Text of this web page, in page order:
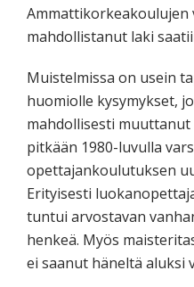
Ammattikorkeakoulujen
mahdollistanut laki
Muistelmissa on usein
huomiolle kysymykset,
mahdollisesti
pitkään 1980-luvulla
opettajankoulutuksen
Erityisesti
tuntui arvostavan
henkeä. Myös
ei saanut häneltä aluksi